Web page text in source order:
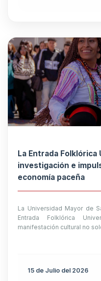
La Entrada
investigación e
economía paceña
La Universidad Mayor de
Entrada Folklórica
manifestación cultural no
15 de Julio del 2026